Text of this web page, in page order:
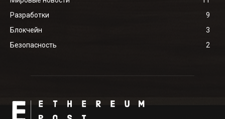
Разработки
9
Блокчейн
3
Безопасность
2